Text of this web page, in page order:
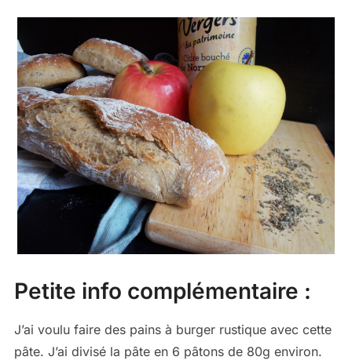
Petite info complémentaire :
J’ai voulu faire des pains à burger rustique avec cette
pâte. J’ai divisé la pâte en 6 pâtons de 80g environ.